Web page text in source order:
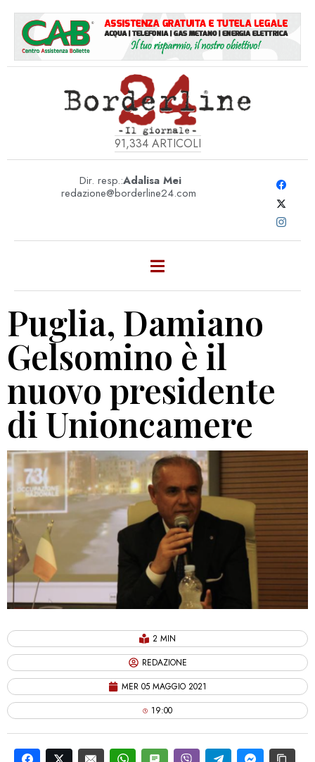
91,334ARTICOLI
Dir. resp.:Adalisa Mei
redazione@borderline24.com
Puglia, Damiano
Gelsomino è il
nuovo presidente
di Unioncamere
2 MIN
REDAZIONE
MER 05 MAGGIO 2021
19:00